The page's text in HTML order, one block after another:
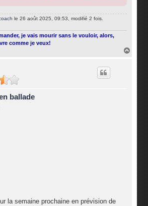
le 26 août 2025, 09:53, modifié 2 fois.
je vais mourir sans le vouloir, alors,
comme je veux!
ballade
la semaine prochaine en prévision de